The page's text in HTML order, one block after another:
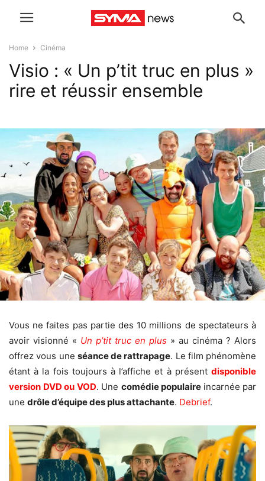
Home Cinéma
Visio : « Un p’tit truc en plus »
rire et réussir ensemble
Vous ne faites pas partie des 10 millions de spectateurs à
avoir visionné « Un p’tit truc en plus » au cinéma ? Alors
offrez vous une séance de rattrapage. Le film phénomène
étant à la fois toujours à l’affiche et à présent disponible
version DVD ou VOD. Une comédiepopulaire incarnée par
une drôle d’équipe des plus attachante. Debrief.